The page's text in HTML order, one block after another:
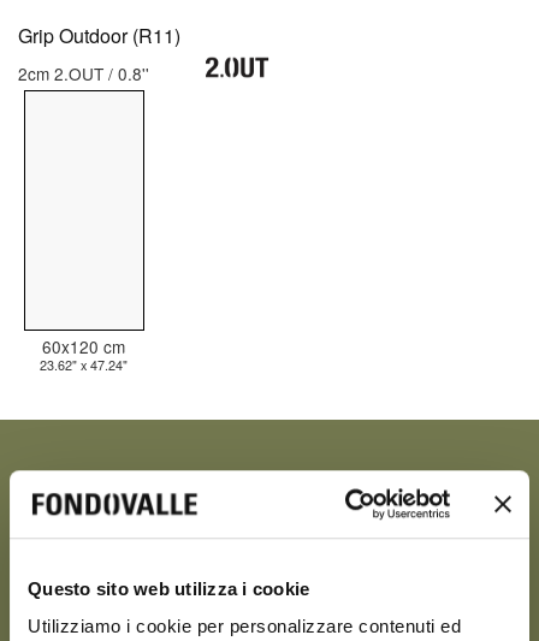
Questo sito web utilizza i cookie
Utilizziamo i cookie per personalizzare contenuti ed
Grip Outdoor (R11)
2cm 2.OUT / 0.8''
60x120 cm
23.62" x 47.24"
BEIGE